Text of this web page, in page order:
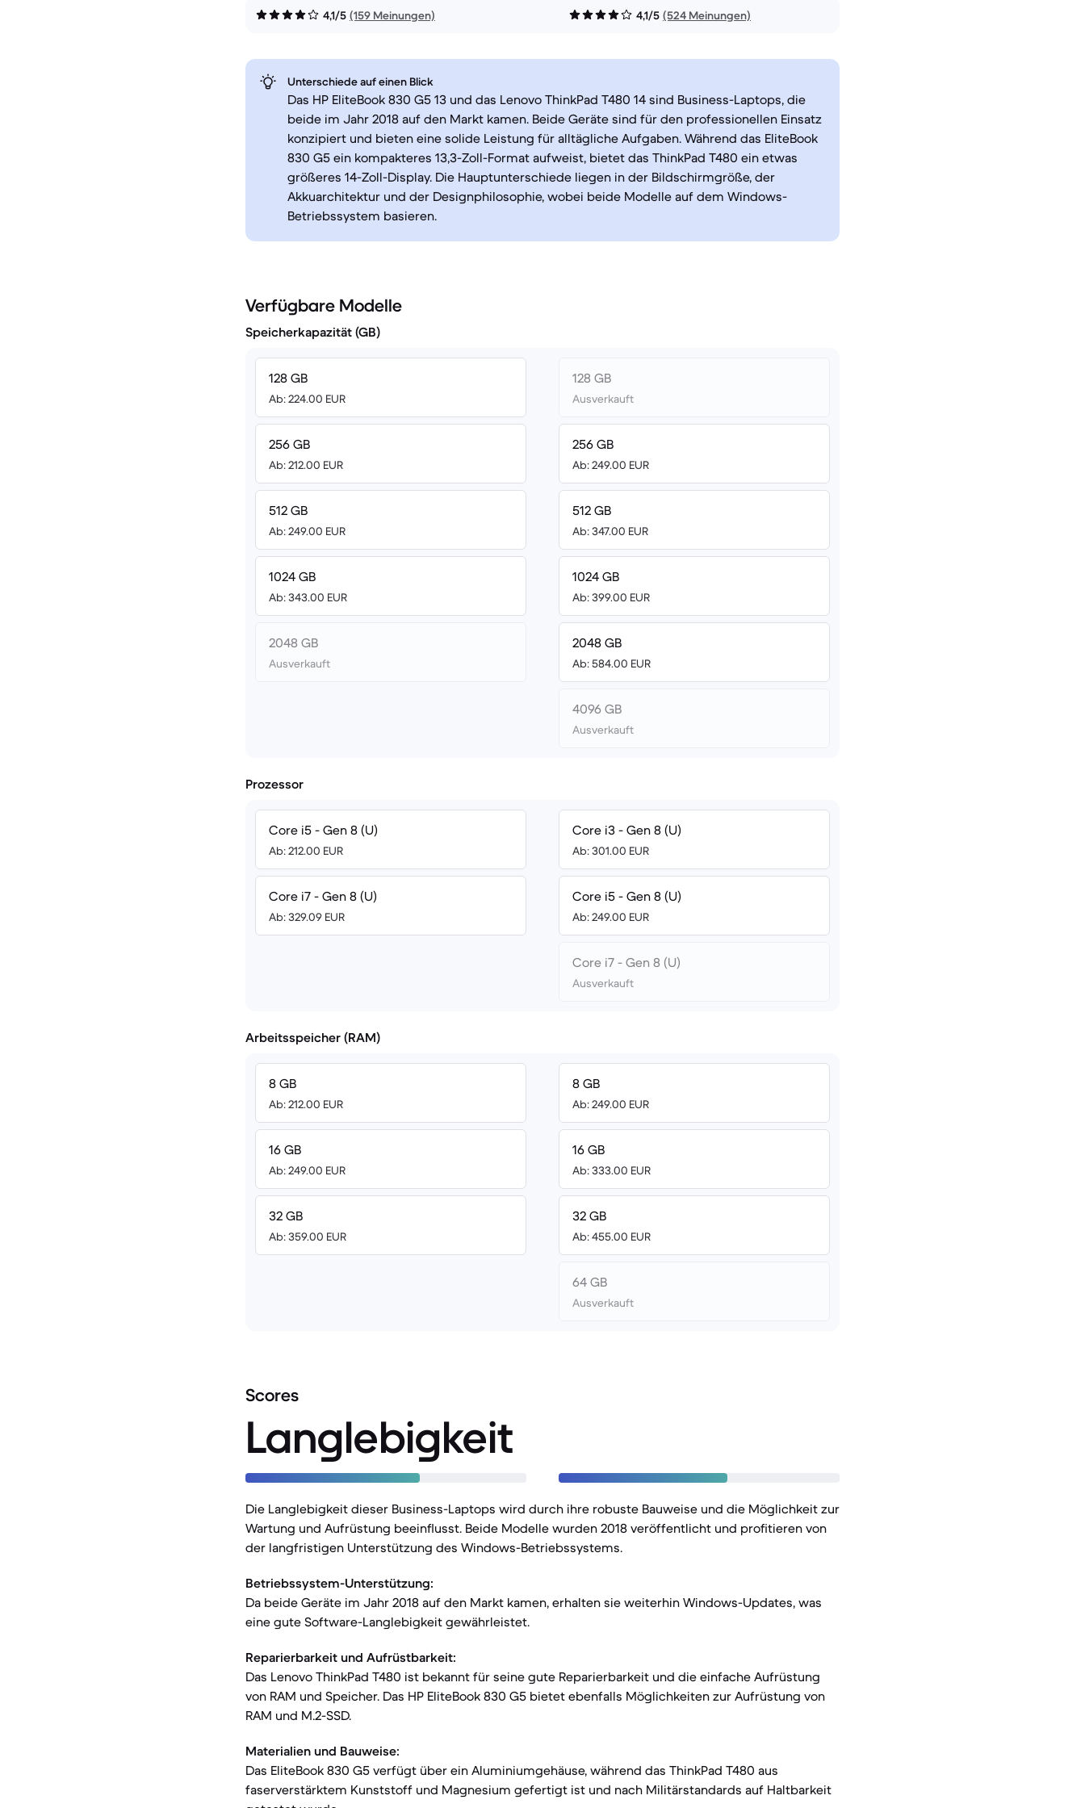
4,1/5 (159 Meinungen) 4,1/5 (524 Meinungen)
Unterschiede auf einen Blick
Das HP EliteBook 830 G5 13 und das Lenovo ThinkPad T480 14 sind Business-Laptops, die
beide im Jahr 2018 auf den Markt kamen. Beide Geräte sind für den professionellen Einsatz
konzipiert und bieten eine solide Leistung für alltägliche Aufgaben. Während das EliteBook
830 G5 ein kompakteres 13,3-Zoll-Format aufweist, bietet das ThinkPad T480 ein etwas
größeres 14-Zoll-Display. Die Hauptunterschiede liegen in der Bildschirmgröße, der
Akkuarchitektur und der Designphilosophie, wobei beide Modelle auf dem Windows-
Betriebssystem basieren.
Verfügbare Modelle
Speicherkapazität (GB)
128 GB
Ab: 224.00 EUR
256 GB
Ab: 212.00 EUR
512 GB
Ab: 249.00 EUR
1024 GB
Ab: 343.00 EUR
2048 GB
Ausverkauft
128 GB
Ausverkauft
256 GB
Ab: 249.00 EUR
512 GB
Ab: 347.00 EUR
1024 GB
Ab: 399.00 EUR
2048 GB
Ab: 584.00 EUR
4096 GB
Ausverkauft
Prozessor
Core i5 - Gen 8 (U)
Ab: 212.00 EUR
Core i7 - Gen 8 (U)
Ab: 329.09 EUR
Core i3 - Gen 8 (U)
Ab: 301.00 EUR
Core i5 - Gen 8 (U)
Ab: 249.00 EUR
Core i7 - Gen 8 (U)
Ausverkauft
Arbeitsspeicher (RAM)
8 GB
Ab: 212.00 EUR
16 GB
Ab: 249.00 EUR
32 GB
Ab: 359.00 EUR
8 GB
Ab: 249.00 EUR
16 GB
Ab: 333.00 EUR
32 GB
Ab: 455.00 EUR
64 GB
Ausverkauft
Scores
Langlebigkeit
Die Langlebigkeit dieser Business-Laptops wird durch ihre robuste Bauweise und die Möglichkeit zur
Wartung und Aufrüstung beeinflusst. Beide Modelle wurden 2018 veröffentlicht und profitieren von
der langfristigen Unterstützung des Windows-Betriebssystems.
Betriebssystem-Unterstützung:
Da beide Geräte im Jahr 2018 auf den Markt kamen, erhalten sie weiterhin Windows-Updates, was
eine gute Software-Langlebigkeit gewährleistet.
Reparierbarkeit und Aufrüstbarkeit:
Das Lenovo ThinkPad T480 ist bekannt für seine gute Reparierbarkeit und die einfache Aufrüstung
von RAM und Speicher. Das HP EliteBook 830 G5 bietet ebenfalls Möglichkeiten zur Aufrüstung von
RAM und M.2-SSD.
Materialien und Bauweise:
Das EliteBook 830 G5 verfügt über ein Aluminiumgehäuse, während das ThinkPad T480 aus
faserverstärktem Kunststoff und Magnesium gefertigt ist und nach Militärstandards auf Haltbarkeit